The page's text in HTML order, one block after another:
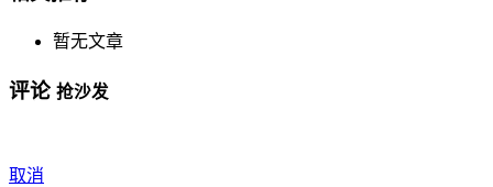
暂无文章
评论 抢沙发
取消